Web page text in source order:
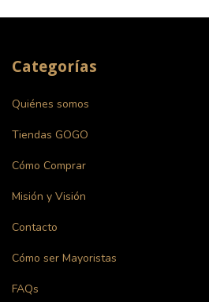
Categorías
Quiénes somos
Tiendas GOGO
Cómo Comprar
Misión y Visión
Contacto
Cómo ser Mayoristas
FAQs